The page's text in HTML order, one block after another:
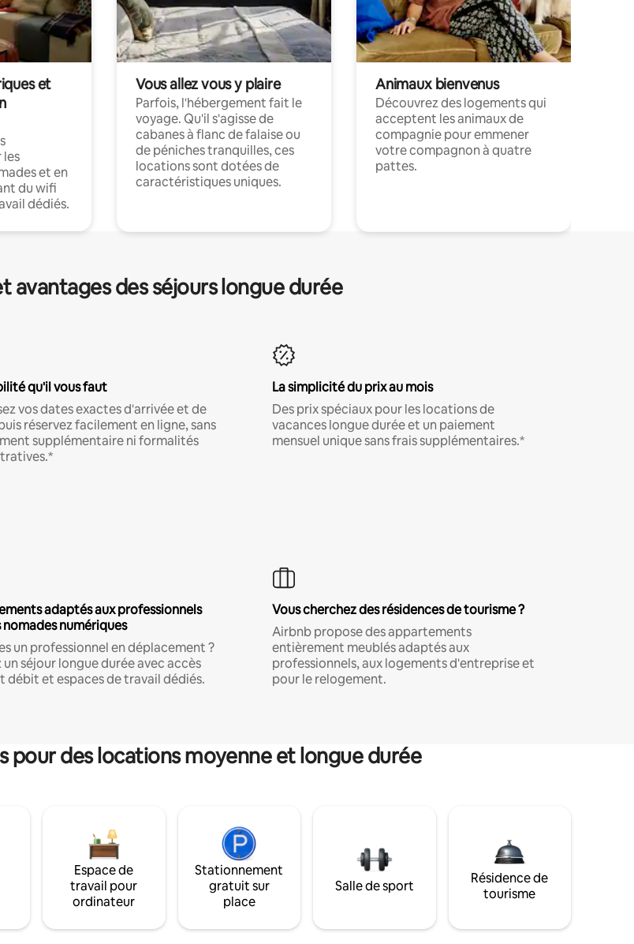
et
et en
du wifi
dédiés.
Vous allez vous y plaire
Parfois, l'hébergement fait le
voyage. Qu'il s'agisse de
cabanes à flanc de falaise ou
de péniches tranquilles, ces
locations sont dotées de
caractéristiques uniques.
Animaux bienvenus
Découvrez des logements qui
acceptent les animaux de
compagnie pour emmener
votre compagnon à quatre
pattes.
avantages des séjours longue durée
qu'il vous faut
vos dates exactes d'arrivée et de
réservez facilement en ligne, sans
supplémentaire ni formalités
La simplicité du prix au mois
Des prix spéciaux pour les locations de
vacances longue durée et un paiement
mensuel unique sans frais supplémentaires.*
adaptés aux professionnels
nomades numériques
un professionnel en déplacement ?
un séjour longue durée avec accès
débit et espaces de travail dédiés.
Vous cherchez des résidences de tourisme ?
Airbnb propose des appartements
entièrement meublés adaptés aux
professionnels, aux logements d'entreprise et
pour le relogement.
pour des locations moyenne et longue durée
Espace de
travail pour
ordinateur
Stationnement
gratuit sur
place
Salle de sport
Résidence de
tourisme